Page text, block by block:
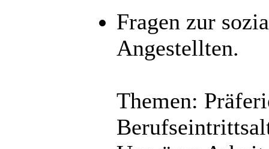
Fragen zur
Angestellten.
Themen: